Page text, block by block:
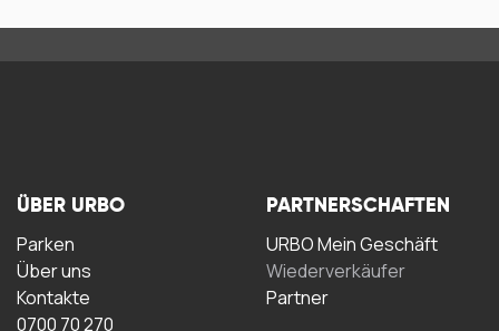
ÜBER URBO
Parken
Über uns
Kontakte
0700 70 270
PARTNERSCHAFTEN
URBO Mein Geschäft
Wiederverkäufer
Partner